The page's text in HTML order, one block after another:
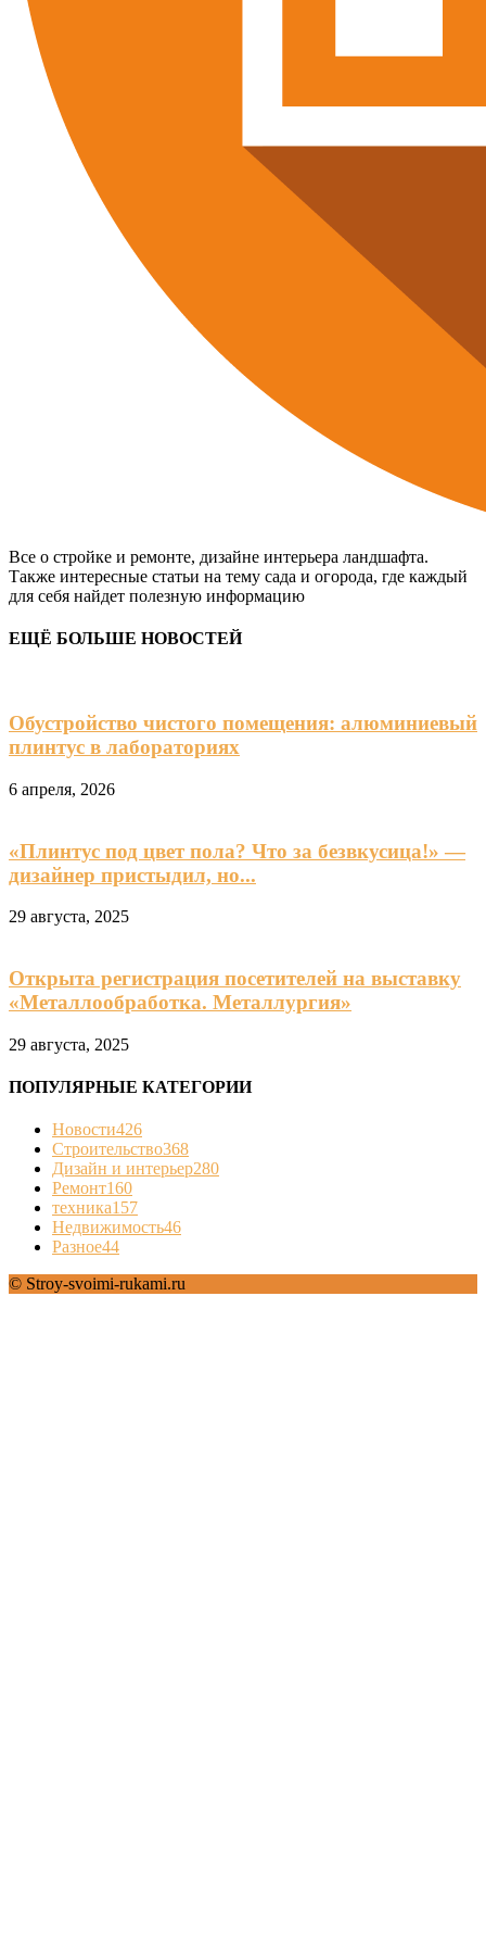
Все о стройке и ремонте, дизайне интерьера ландшафта.
Также интересные статьи на тему сада и огорода, где каждый
для себя найдет полезную информацию
ЕЩЁ БОЛЬШЕ НОВОСТЕЙ
Обустройство чистого помещения: алюминиевый
плинтус в лабораториях
6 апреля, 2026
«Плинтус под цвет пола? Что за безвкусица!» —
дизайнер пристыдил, но...
29 августа, 2025
Открыта регистрация посетителей на выставку
«Металлообработка. Металлургия»
29 августа, 2025
ПОПУЛЯРНЫЕ КАТЕГОРИИ
Новости426
Строительство368
Дизайн и интерьер280
Ремонт160
техника157
Недвижимость46
Разное44
© Stroy-svoimi-rukami.ru